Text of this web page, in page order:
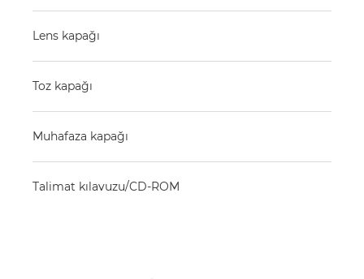
Lens kapağı
Toz kapağı
Muhafaza kapağı
Talimat kılavuzu/CD-ROM